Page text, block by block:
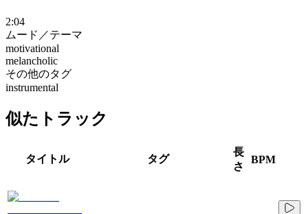
2:04
ムード／テーマ
motivational
melancholic
その他のタグ
instrumental
似たトラック
タイトル タグ
長
さ
BPM